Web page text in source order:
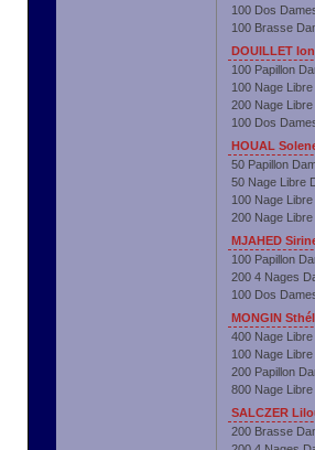
100 Dos
100 Brasse
DOUILLET
100 Papillon
100 Nage
200 Nage
100 Dos
HOUAL
50 Papillon
50 Nage Libre
100 Nage
200 Nage
MJAHED
100 Papillon
200 4 Nages
100 Dos
MONGIN
400 Nage
100 Nage
200 Papillon
800 Nage
SALCZER
200 Brasse